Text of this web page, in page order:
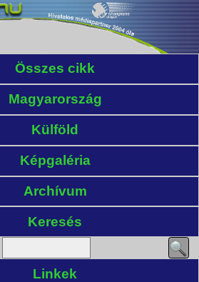
Összes cikk
Magyarország
Külföld
Képgaléria
Archívum
Keresés
Linkek